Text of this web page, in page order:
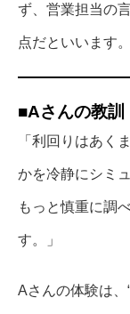
ず、営業担当の
点だといいます。
■Aさんの教訓
「利回りはあく
かを冷静にシミ
もっと慎重に調
す。」
Aさんの体験は、